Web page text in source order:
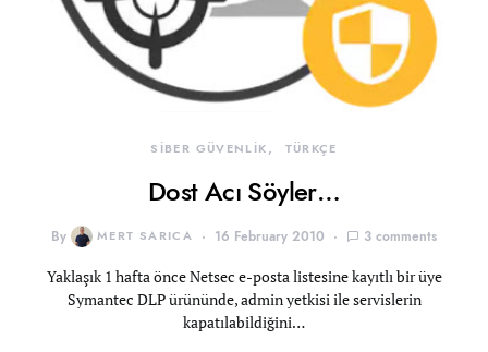
SİBER GÜVENLİK TÜRKÇE
Dost Acı Söyler…
By MERT SARICA 16 February 2010 3 comments
Yaklaşık 1 hafta önce Netsec e-posta listesine kayıtlı bir üye
Symantec DLP ürününde, admin yetkisi ile servislerin
kapatılabildiğini…